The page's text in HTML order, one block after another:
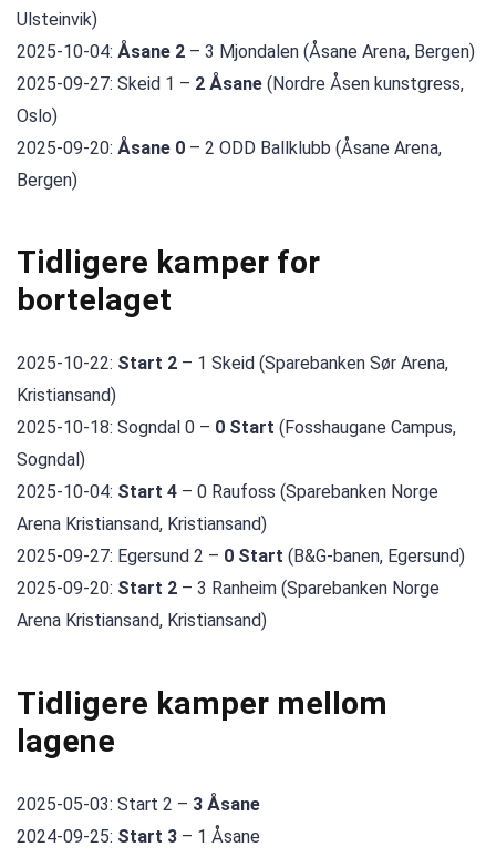
Ulsteinvik)
2025-10-04: Åsane 2 – 3 Mjondalen (Åsane Arena, Bergen)
2025-09-27: Skeid 1 – 2 Åsane (Nordre Åsen kunstgress,
Oslo)
2025-09-20: Åsane 0 – 2 ODD Ballklubb (Åsane Arena,
Bergen)
Tidligere kamper for
bortelaget
2025-10-22: Start 2 – 1 Skeid (Sparebanken Sør Arena,
Kristiansand)
2025-10-18: Sogndal 0 – 0 Start (Fosshaugane Campus,
Sogndal)
2025-10-04: Start 4 – 0 Raufoss (Sparebanken Norge
Arena Kristiansand, Kristiansand)
2025-09-27: Egersund 2 – 0 Start (B&G-banen, Egersund)
2025-09-20: Start 2 – 3 Ranheim (Sparebanken Norge
Arena Kristiansand, Kristiansand)
Tidligere kamper mellom
lagene
2025-05-03: Start 2 – 3 Åsane
2024-09-25: Start 3 – 1 Åsane